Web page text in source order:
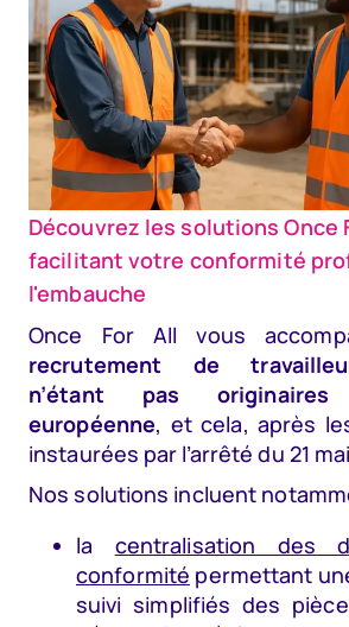
Découvrez les solutions Once
facilitant votre conformité
l'embauche
Once For All vous
recrutement de
n’étant pas
européenne, et cela, après
instaurées par l’arrêté du 21
Nos solutions incluent
la centralisation des
conformité permettant
suivi simplifiés des